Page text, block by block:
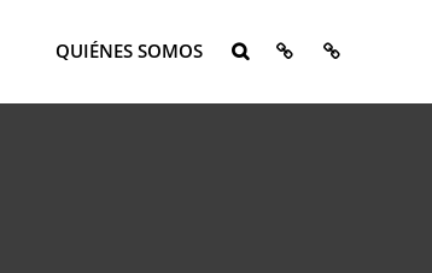
QUIÉNES SOMOS BUSCARQUIÉNESCONTACTO